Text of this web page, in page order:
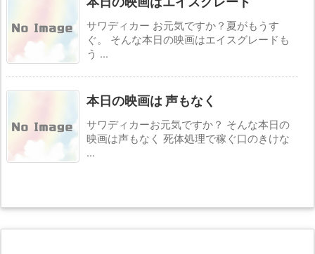
サワディカー お元気ですか？夏がもうす
ぐ。 そんな本日の映画はエイスグレードも
う ...
本日の映画は 声もなく
サワディカーお元気ですか？ そんな本日の
映画は声もなく 死体処理で稼ぐ口のきけな
...